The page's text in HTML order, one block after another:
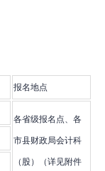
报名地点
各省级报名点、各
市县财政局会计科
（股）（详见附件